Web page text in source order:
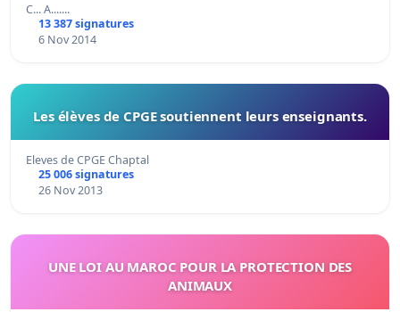
C... A.......
13 387 signatures
6 Nov 2014
Les élèves de CPGE soutiennent leurs enseignants.
Eleves de CPGE Chaptal
25 006 signatures
26 Nov 2013
UNE LOI AU MAROC POUR LA PROTECTION DES
ANIMAUX